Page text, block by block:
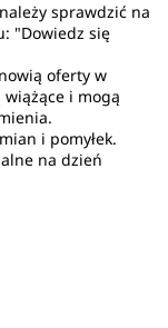
sprawdzić na
"Dowiedz się
oferty w
i mogą
i pomyłek.
na dzień